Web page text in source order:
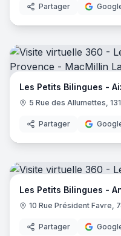
Partager
5 Rue des Allumettes,
Partager
Les Petits Bilingues -
10 Rue Président Favre,
Partager